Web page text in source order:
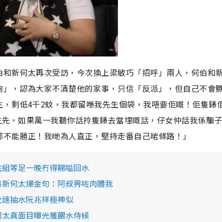
e
新何太再次受訪，今次換上梁敏巧「招呼」兩人，何伯和
，認為大家不清楚他的家事，只信「反派」，但自己不會
剩低4千2蚊，我都留喺我先生個袋，我唔要佢嘅！佢隻錶
，如果萬一我聽你話拎隻錶去當埋嘅話，仔女仲話我係騙
能勝正！我哋為人直正，堅持走番自己啱條路！」
等足一晚冇得睇嗌回水
何太爆金句：阿叔畀咗肉體我
抽水阮兆祥極神似
真面目曝光獲餵水侍候